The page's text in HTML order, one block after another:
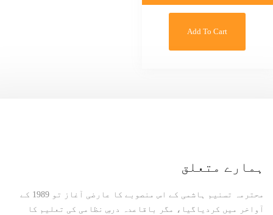
Add To Cart
ہمارے متعلق
محترمہ تسنیم ہاشمی کے اس منصوبے کا عارضی آغاز تو 1989 کے
آواخر میں کردیاگیا، مگر باقاعدہ درسِ نظامی کی تعلیم کا